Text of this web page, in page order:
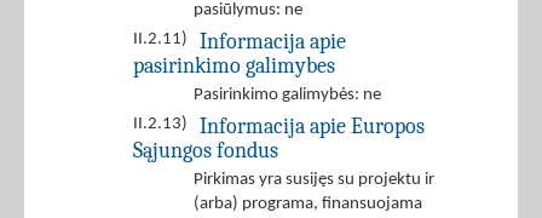
pasiūlymus: ne
II.2.11)
Informacija apie
pasirinkimo galimybes
Pasirinkimo galimybės: ne
II.2.13)
Informacija apie Europos
Sąjungos fondus
Pirkimas yra susijęs su projektu ir
(arba) programa, finansuojama